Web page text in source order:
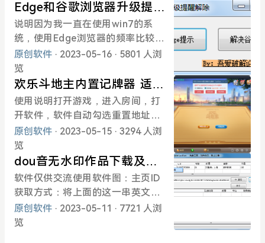
牌器的按钮，实现自动呼出记牌器
的功能，解放双手。)软件图软件下
载：https://www.123pan.com/s/
AHC0Vv-jrIc.html
件打开时将会自行读取。软件运行
图：软件下载：地址状态检测.rar
tml(出处: 吾爱破解论坛)DZ论坛登陆协议分析及源码
分享https://www.52pojie.cn/thread-1049325-1-
1.html(出处: 吾爱破解论坛)极其危险的QQ快速安全
登陆协议分析https://www.52pojie.cn/thread-8350
96-1-1.html(出处: 吾爱破解论坛)百分百可查任意Q
Q坦白说分析以及操作方式[失效]https://www.52poj
ie.cn/thread-851477-1-1.html(出处: 吾爱破解论
坛)某素材
ww.52pojie.cn/thread-1341874-1-1.html软件加了
UPX的压缩壳，用工具脱掉就好了。软件的三天试用
的限制未解除，我还没有遇到。遇到了之后我尝试解
除掉。他的这个参数应该是校验的电脑名，还有另外
一个参数组成的MD5进行的校验。也可以手动修改计
算机名绕过三天的试用。记得修改了计算机名要重
启。下载地址先在官网下载二七加速器，安装好之
后，进入目录，将下载的EXE替换目录的文件即可。h
ttps://www.123pan.com/s/AHC0Vv-8hIc.html
Edge和谷歌浏览器升级提醒
去除工具
说明因为我一直在使用win7的系
统，使用Edge浏览器的频率比较
多。但是在win7的系统之下使用eg
de浏览器，一直在提醒，非常恶
心。在论坛搜索了一下没有找到相
关工具，所以自己随便弄了一个。
原理就是直接怼注册表，方法在网
上都有，也没啥技术含量，就是简
化了一些步骤。这种修改使用批处
理修改还是比较好用的，不过我没
有使用。软件下载https://400.lanz
out.com/ioHHh0wcmkhe
原创软件 · 2023-05-16 · 5801 人浏
览
欢乐斗地主内置记牌器 适用
于2.25.0.6版 UI重构
使用说明打开游戏，进入房间，打
开软件，软件自动勾选重置地址，
然后点击呼出记牌器，将会自动呼
出内置的记牌器工具。注意首次下
载游戏，首次打开游戏，会有呼不
出来的现象，请更换模式，或重新
退出游戏和QQ游戏客户Duan，重
新登陆尝试。这种情况一般只会出
现首次打开游戏的时候，后续会正
常。具体出现原因不明，和游戏有
原创软件 · 2023-05-15 · 3294 人浏
览
dou音无水印作品下载及用
户解析工具 纯协议不频繁
软件仅供交流使用软件图：主页ID
获取方式：将上面的这一串英文数
字复制软件即可。WEB抖音官网地
址：https://live.douyin.com/软件
原创软件 · 2023-05-11 · 7721 人浏
览